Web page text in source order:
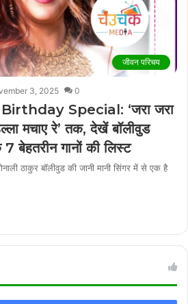
जीवन परिचय
3, 2025 0
Special: ‘जरा जरा
मचाए रे’ तक, देखें बॉलीवुड
बेहतरीन गानों की लिस्ट
ठाकुर बॉलीवुड की जानी मानी सिंगर में से एक है